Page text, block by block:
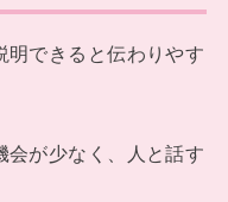
できると伝わりやす
会が少なく、人と話す